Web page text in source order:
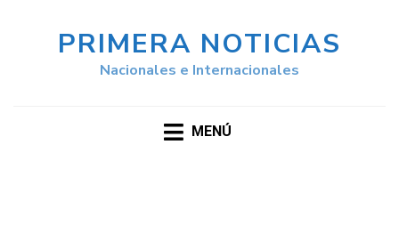
PRIMERA NOTICIAS
Nacionales e Internacionales
MENÚ